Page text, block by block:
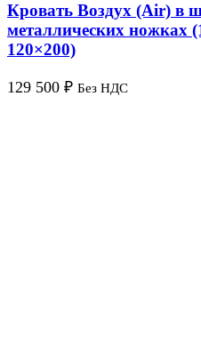
Кровать Воздух (Air) в
металлических ножках
120×200)
129 500 ₽ Без НДС